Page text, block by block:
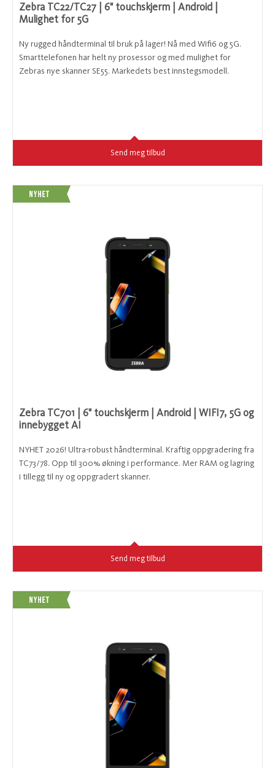
Zebra TC22/TC27 | 6" touchskjerm | Android |
Mulighet for 5G
Ny rugged håndterminal til bruk på lager! Nå med Wifi6 og 5G.
Smarttelefonen har helt ny prosessor og med mulighet for
Zebras nye skanner SE55. Markedets best innstegsmodell.
Send meg tilbud
Zebra TC701 | 6" touchskjerm | Android | WIFI7, 5G og
innebygget AI
NYHET 2026! Ultra-robust håndterminal. Kraftig oppgradering fra
TC73/78. Opp til 300% økning i performance. Mer RAM og lagring
i tillegg til ny og oppgradert skanner.
Send meg tilbud